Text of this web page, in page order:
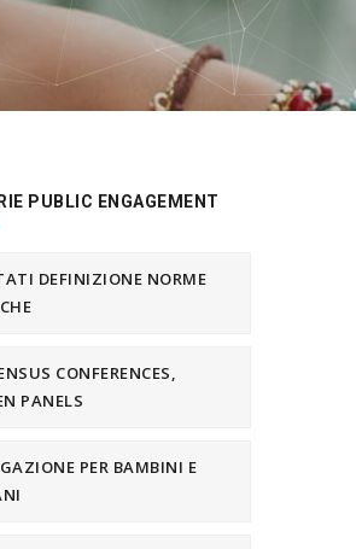
PUBLIC ENGAGEMENT
DEFINIZIONE NORME
CONFERENCES,
PANELS
PER BAMBINI E